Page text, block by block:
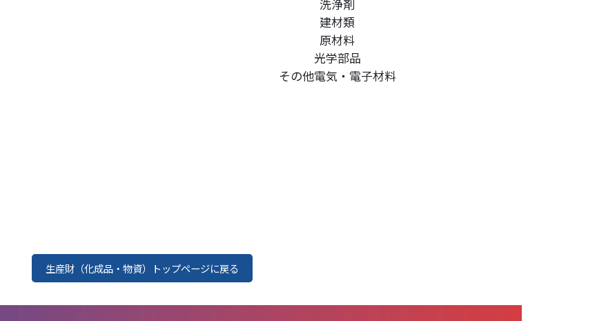
洗浄剤
建材類
原材料
光学部品
その他電気・電子材料
生産財（化成品・物資）トップページに戻る